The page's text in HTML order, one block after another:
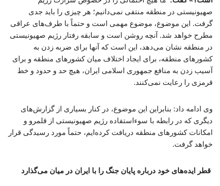
صهیونیستی در منطقه منتفی نمی‌دانیم؛ هر چیزی را باید جدی
گرفت. این موضوع، موضوع مهمی است و حتماً با طرف‌های عراقی
مطرح خواهد شد. آنچه روشن است و سابقه رفتار رژیم صهیونیستی
در منطقه نشان می‌دهد، این است که آنها برای ضربه زدن به
کشورهای منطقه، برای ایجاد اختلاف میان کشورهای منطقه و برای
آسیب زدن به منافع جمهوری اسلامی ایران، هیچ حد و حدود و خط
قرمزی را رعایت نمی‌کنند.
وی ادامه داد: بنابراین این موضوع، در کنار بسیاری از گزارش‌های
دیگری که در رابطه با سوءاستفاده رژیم صهیونیستی از قلمرو و
امکانات کشورهای منطقه دریافت کرده‌ایم، حتماً مورد رسیدگی قرار
خواهد گرفت.
قطر ایده‌های خود درباره پایان جنگ را با ایران در میان می‌گذارد